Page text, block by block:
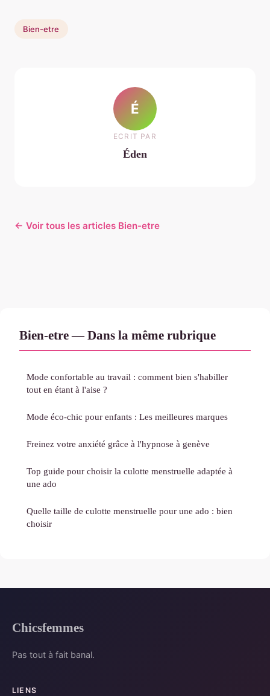
Bien-etre
É
ECRIT PAR
Éden
← Voir tous les articles Bien-etre
Bien-etre — Dans la même rubrique
Mode confortable au travail : comment bien s'habiller
tout en étant à l'aise ?
Mode éco-chic pour enfants : Les meilleures marques
Freinez votre anxiété grâce à l'hypnose à genève
Top guide pour choisir la culotte menstruelle adaptée à
une ado
Quelle taille de culotte menstruelle pour une ado : bien
choisir
Chicsfemmes
Pas tout à fait banal.
LIENS